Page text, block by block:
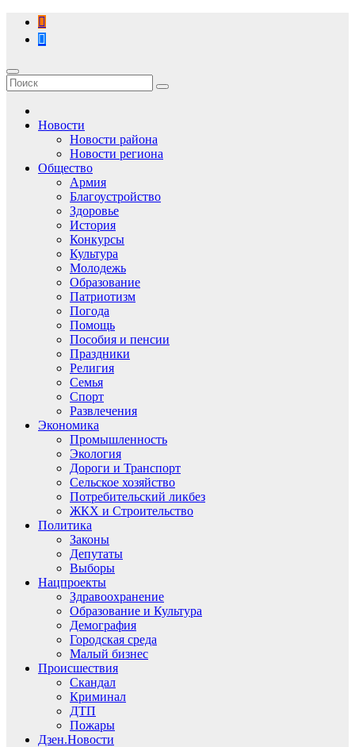
Перейти
содержимому
Новости
Новости района
Новости региона
Общество
Армия
Благоустройство
Здоровье
История
Конкурсы
Культура
Молодежь
Образование
Патриотизм
Погода
Помощь
Пособия и пенсии
Праздники
Религия
Семья
Спорт
Развлечения
Экономика
Промышленность
Экология
Дороги и Транспорт
Сельское хозяйство
Потребительский ликбез
ЖКХ и Строительство
Политика
Законы
Депутаты
Выборы
Нацпроекты
Здравоохранение
Образование и Культура
Демография
Городская среда
Малый бизнес
Происшествия
Скандал
Криминал
ДТП
Пожары
Дзен.Новости